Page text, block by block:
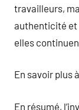
travailleurs,
authenticité et
elles
En savoir plus
En résumé,